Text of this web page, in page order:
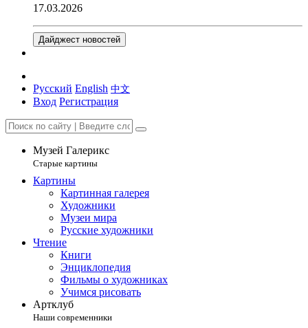
17.03.2026
Дайджест новостей
Русский English 中文
Вход Регистрация
Музей Галерикс
Старые картины
Картины
Картинная галерея
Художники
Музеи мира
Русские художники
Чтение
Книги
Энциклопедия
Фильмы о художниках
Учимся рисовать
Артклуб
Наши современники